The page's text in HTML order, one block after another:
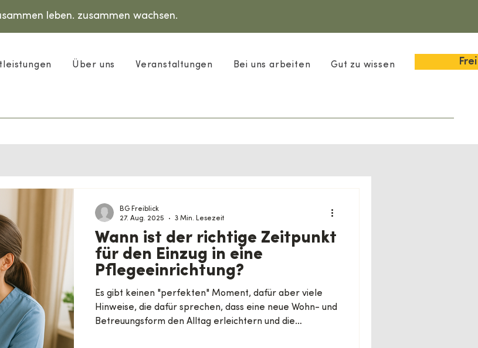
Über uns Veranstaltungen Bei uns arbeiten Gut zu wissen
leben. zusammen wachsen.
Wann ist der richtige Zeitpunkt
für den Einzug in eine
Pflegeeinrichtung?
Es gibt keinen "perfekten" Moment, dafür aber viele
Hinweise, die dafür sprechen, dass eine neue Wohn- und
Betreuungsform den Alltag erleichtern und die
BG Freiblick
27. Aug. 2025
3 Min. Lesezeit